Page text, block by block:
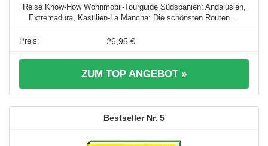
Reise Know-How Wohnmobil-Tourguide Südspanien: Andalusien,
Extremadura, Kastilien-La Mancha: Die schönsten Routen ...
26,95 €
ZUM TOP ANGEBOT »
5